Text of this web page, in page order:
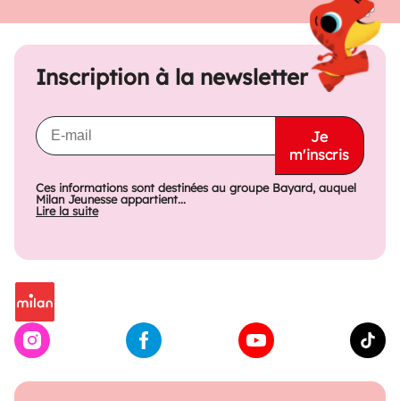
Inscription à la newsletter
Je
m'inscris
Ces informations sont destinées au groupe Bayard, auquel
Milan Jeunesse appartient...
Lire la suite